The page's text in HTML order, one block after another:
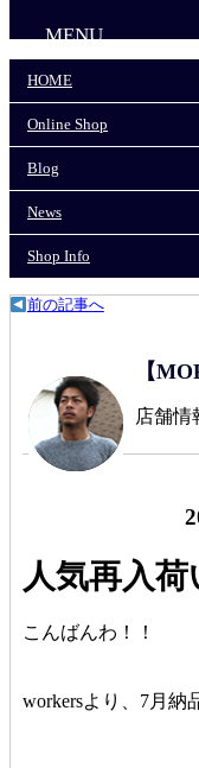
MENU
HOME
Online Shop
Blog
News
Shop Info
前の記事へ
【
店舗情
人気再入
こんばんわ！！
workersより、7月納